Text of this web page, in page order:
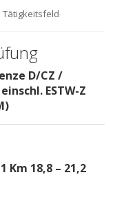
D/CZ /
ESTW-Z
Km 18,8 – 21,2